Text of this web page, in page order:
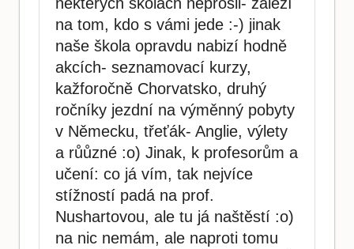
na tom, kdo s vámi jede :-) jinak
naše škola opravdu nabizí hodně
akcích- seznamovací kurzy,
kažforočně Chorvatsko, druhý
ročníky jezdní na výměnný pobyty
v Německu, třeťák- Anglie, výlety
a růůzné :o) Jinak, k profesorům a
učení: co já vím, tak nejvíce
stížností padá na prof.
Nushartovou, ale tu já naštěstí :o)
na nic nemám, ale naproti tomu